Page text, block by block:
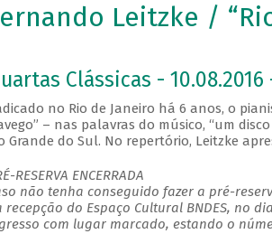
Leitzke /
Clássicas - 10.08.2016
no Rio de Janeiro há 6 anos, o
– nas palavras do músico, “um
Grande do Sul. No repertório, Leitzke
RESERVA ENCERRADA
não tenha conseguido fazer a pré-
recepção do Espaço Cultural BNDES, no
com lugar marcado, estando o